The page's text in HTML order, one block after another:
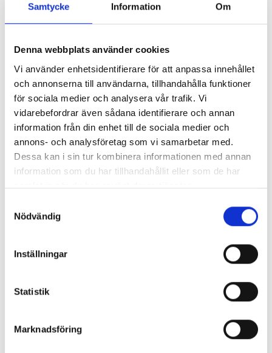
Samtycke Information Om
Denna webbplats använder cookies
Vi använder enhetsidentifierare för att anpassa innehållet
och annonserna till användarna, tillhandahålla funktioner
för sociala medier och analysera vår trafik. Vi
vidarebefordrar även sådana identifierare och annan
information från din enhet till de sociala medier och
annons- och analysföretag som vi samarbetar med.
Dessa kan i sin tur kombinera informationen med annan
information som du har tillhandahållit eller som de har
samlat in när du har använt deras tjänster.
Nödvändig
Inställningar
Statistik
Marknadsföring
Så mycket tjänar 260 mediechefer
Enorma skillnader mellan
Så mycket tjänar dagspresscheferna